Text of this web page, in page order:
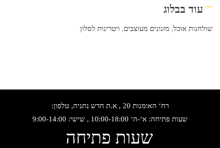
עוד בבלוג
שולחנות אוכל, מזנונים מעוצבים, ויטרינות לסלון
רח‘ האומנות 20 , א.ת חדש נתניה, טלפון:
שעות פתיחה: א‘-ה‘ 10:00-18:00 , שישי: 9:00-14:00
שעות פתיחה